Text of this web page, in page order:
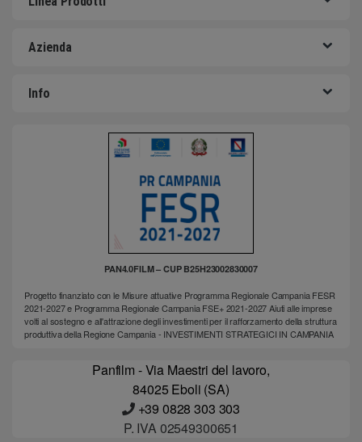
Azienda
Info
PAN4.0FILM – CUP B25H23002830007
Progetto finanziato con le Misure attuative Programma Regionale Campania FESR
2021-2027 e Programma Regionale Campania FSE+ 2021-2027 Aiuti alle imprese
volti al sostegno e all'attrazione degli investimenti per il rafforzamento della struttura
produttiva della Regione Campania - INVESTIMENTI STRATEGICI IN CAMPANIA
Panfilm - Via Maestri del lavoro,
84025 Eboli (SA)
+39 0828 303 303
P. IVA 02549300651